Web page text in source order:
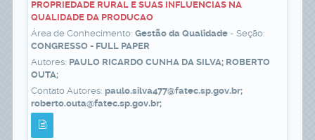
PROPRIEDADE RURAL E SUAS INFLUENCIAS NA
QUALIDADE DA PRODUCAO
Área de Conhecimento: Gestão da Qualidade - Seção:
CONGRESSO - FULL PAPER
Autores: PAULO RICARDO CUNHA DA SILVA; ROBERTO
OUTA;
Contato Autores: paulo.silva477@fatec.sp.gov.br;
roberto.outa@fatec.sp.gov.br;